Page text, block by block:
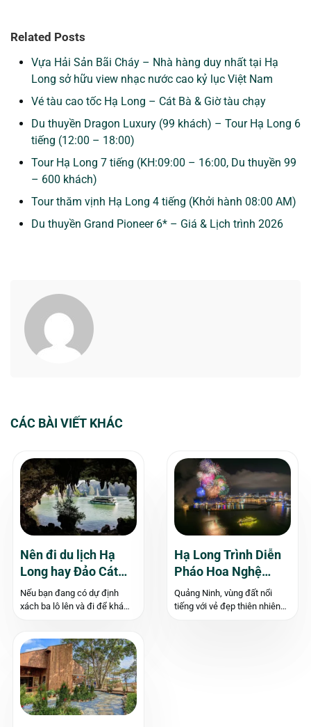
Related Posts
Vựa Hải Sản Bãi Cháy – Nhà hàng duy nhất tại Hạ
Long sở hữu view nhạc nước cao kỷ lục Việt Nam
Vé tàu cao tốc Hạ Long – Cát Bà & Giờ tàu chạy
Du thuyền Dragon Luxury (99 khách) – Tour Hạ Long 6
tiếng (12:00 – 18:00)
Tour Hạ Long 7 tiếng (KH:09:00 – 16:00, Du thuyền 99
– 600 khách)
Tour thăm vịnh Hạ Long 4 tiếng (Khởi hành 08:00 AM)
Du thuyền Grand Pioneer 6* – Giá & Lịch trình 2026
CÁC BÀI VIẾT KHÁC
Nên đi du lịch Hạ
Long hay Đảo Cát
Bà?
Nếu bạn đang có dự định
xách ba lô lên và đi để khám
mông thì Vịnh Hạ Long và
đảo Cát Bà là những gợi ý...
Hạ Long Trình Diễn
Pháo Hoa Nghệ
Thuật Hàng Tuần
Quảng Ninh, vùng đất nổi
tiếng với vẻ đẹp thiên nhiên